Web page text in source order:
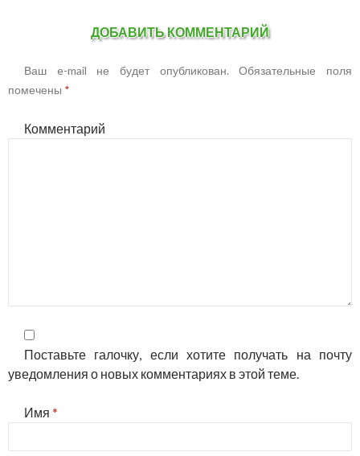
ДОБАВИТЬ КОММЕНТАРИЙ
Ваш e-mail не будет опубликован. Обязательные поля
помечены *
Комментарий
Поставьте галочку, если хотите получать на почту
уведомления о новых комментариях в этой теме.
Имя *